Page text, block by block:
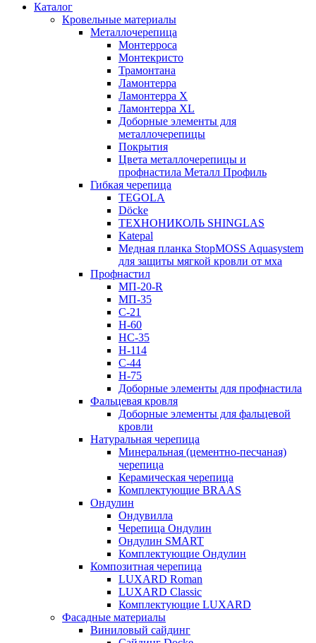
Каталог
Кровельные материалы
Металлочерепица
Монтерроса
Монтекристо
Трамонтана
Ламонтерра
Ламонтерра X
Ламонтерра XL
Доборные элементы для
металлочерепицы
Покрытия
Цвета металлочерепицы и
профнастила Металл Профиль
Гибкая черепица
TEGOLA
Döcke
ТЕХНОНИКОЛЬ SHINGLAS
Katepal
Медная планка StopMOSS Aquasystem
для защиты мягкой кровли от мха
Профнастил
МП-20-R
МП-35
С-21
Н-60
НС-35
Н-114
С-44
Н-75
Доборные элементы для профнастила
Фальцевая кровля
Доборные элементы для фальцевой
кровли
Натуральная черепица
Минеральная (цементно-песчаная)
черепица
Керамическая черепица
Комплектующие BRAAS
Ондулин
Ондувилла
Черепица Ондулин
Ондулин SMART
Комплектующие Ондулин
Композитная черепица
LUXARD Roman
LUXARD Classic
Комплектующие LUXARD
Фасадные материалы
Виниловый сайдинг